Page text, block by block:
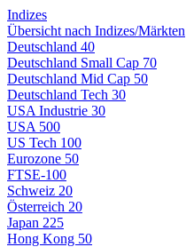
Indizes
Übersicht nach Indizes/Märkten
Deutschland 40
Deutschland Small Cap 70
Deutschland Mid Cap 50
Deutschland Tech 30
USA Industrie 30
USA 500
US Tech 100
Eurozone 50
FTSE-100
Schweiz 20
Österreich 20
Japan 225
Hong Kong 50